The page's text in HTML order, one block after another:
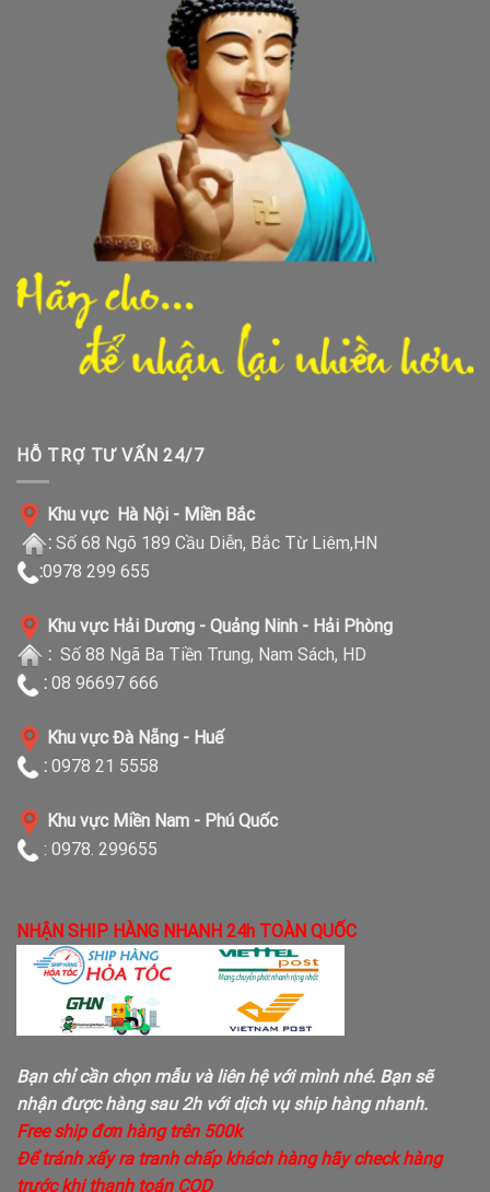
HỖ TRỢ TƯ VẤN 24/7
Khu vực Hà Nội - Miền Bắc
: Số 68 Ngõ 189 Cầu Diễn, Bắc Từ Liêm,HN
:0978 299 655
Khu vực Hải Dương - Quảng Ninh - Hải Phòng
: Số 88 Ngã Ba Tiền Trung, Nam Sách, HD
: 08 96697 666
Khu vực Đà Nẵng - Huế
: 0978 21 5558
Khu vực Miền Nam - Phú Quốc
: 0978. 299655
NHẬN SHIP HÀNG NHANH 24h TOÀN QUỐC
Bạn chỉ cần chọn mẫu và liên hệ với mình nhé. Bạn sẽ
nhận được hàng sau 2h với dịch vụ ship hàng nhanh.
Free ship đơn hàng trên 500k
Để tránh xẩy ra tranh chấp khách hàng hãy check hàng
trước khi thanh toán COD